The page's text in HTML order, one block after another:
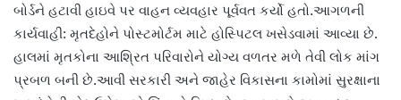
બોર્ડને હટાવી હાઇવે પર વાહન વ્યવહાર પૂર્વવત કર્યો હતો.​આગળની
કાર્યવાહી: મૃતદેહોને પોસ્ટમોર્ટમ માટે હોસ્પિટલ ખસેડવામાં આવ્યા છે.
હાલમાં મૃતકોના આશ્રિત પરિવારોને યોગ્ય વળતર મળે તેવી લોક માંગ
પ્રબળ બની છે.​આવી સરકારી અને જાહેર વિકાસના કામોમાં સુરક્ષાના